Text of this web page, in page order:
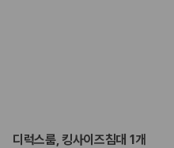
제주렌트카 최저가는 차량 기본요
함 여부, 면책금, 보상 한도, 옵션 비
로 저렴한 차량을 고를 수 있습니다.
디럭스룸, 킹사이즈침대 1개